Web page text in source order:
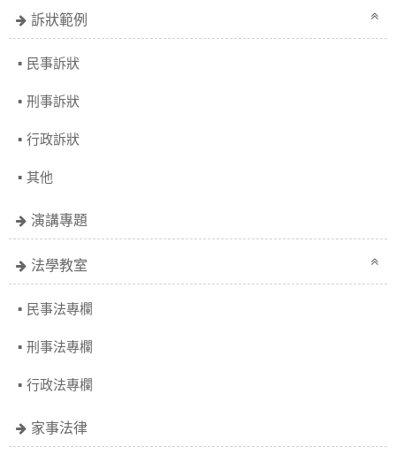
訴狀範例
民事訴狀
刑事訴狀
行政訴狀
其他
演講專題
法學教室
民事法專欄
刑事法專欄
行政法專欄
家事法律